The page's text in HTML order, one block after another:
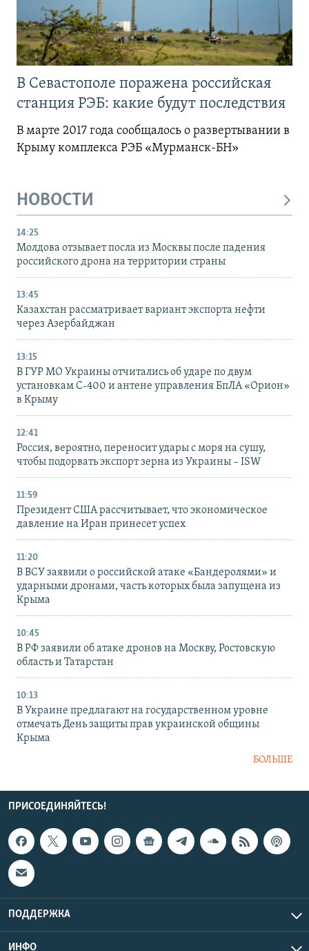
В Севастополе поражена российская
станция РЭБ: какие будут последствия
В марте 2017 года сообщалось о развертывании в
Крыму комплекса РЭБ «Мурманск-БН»
НОВОСТИ
14:25
Молдова отзывает посла из Москвы после падения
российского дрона на территории страны
13:45
Казахстан рассматривает вариант экспорта нефти
через Азербайджан
13:15
В ГУР МО Украины отчитались об ударе по двум
установкам С-400 и антене управления БпЛА «Орион»
в Крыму
12:41
Россия, вероятно, переносит удары с моря на сушу,
чтобы подорвать экспорт зерна из Украины – ISW
11:59
Президент США рассчитывает, что экономическое
давление на Иран принесет успех
11:20
В ВСУ заявили о российской атаке «Бандеролями» и
ударными дронами, часть которых была запущена из
Крыма
10:45
В РФ заявили об атаке дронов на Москву, Ростовскую
область и Татарстан
10:13
В Украине предлагают на государственном уровне
отмечать День защиты прав украинской общины
Крыма
БОЛЬШЕ
ПРИСОЕДИНЯЙТЕСЬ!
ПОДДЕРЖКА
ИНФО